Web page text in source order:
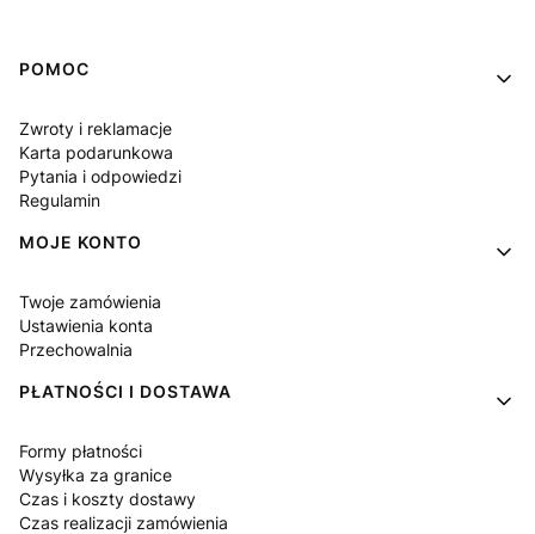
Linki w stopce
POMOC
Zwroty i reklamacje
Karta podarunkowa
Pytania i odpowiedzi
Regulamin
MOJE KONTO
Twoje zamówienia
Ustawienia konta
Przechowalnia
PŁATNOŚCI I DOSTAWA
Formy płatności
Wysyłka za granice
Czas i koszty dostawy
Czas realizacji zamówienia